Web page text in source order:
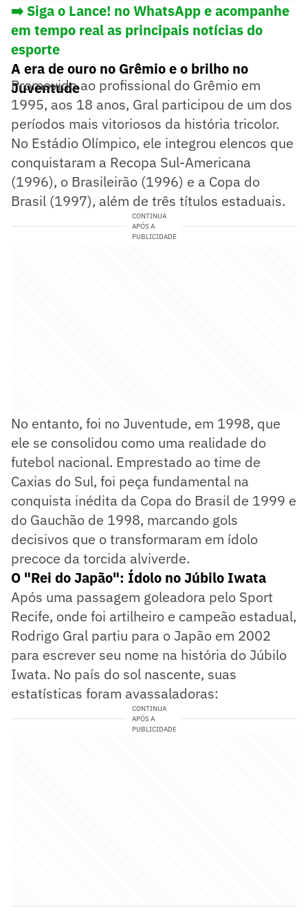
➡️ Siga o Lance! no WhatsApp e acompanhe
em tempo real as principais notícias do
esporte
A era de ouro no Grêmio e o brilho no
Juventude
Promovido ao profissional do Grêmio em
1995, aos 18 anos, Gral participou de um dos
períodos mais vitoriosos da história tricolor.
No Estádio Olímpico, ele integrou elencos que
conquistaram a Recopa Sul-Americana
(1996), o Brasileirão (1996) e a Copa do
Brasil (1997), além de três títulos estaduais.
CONTINUA
APÓS A
PUBLICIDADE
No entanto, foi no Juventude, em 1998, que
ele se consolidou como uma realidade do
futebol nacional. Emprestado ao time de
Caxias do Sul, foi peça fundamental na
conquista inédita da Copa do Brasil de 1999 e
do Gauchão de 1998, marcando gols
decisivos que o transformaram em ídolo
precoce da torcida alviverde.
O "Rei do Japão": Ídolo no Júbilo Iwata
Após uma passagem goleadora pelo Sport
Recife, onde foi artilheiro e campeão estadual,
Rodrigo Gral partiu para o Japão em 2002
para escrever seu nome na história do Júbilo
Iwata. No país do sol nascente, suas
estatísticas foram avassaladoras:
CONTINUA
APÓS A
PUBLICIDADE